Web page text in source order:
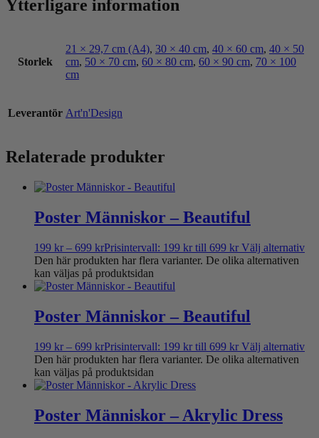
Ytterligare information
Storlek
21 × 29,7 cm (A4), 30 × 40 cm, 40 × 60 cm, 40 × 50
cm, 50 × 70 cm, 60 × 80 cm, 60 × 90 cm, 70 × 100
cm
Leverantör Art'n'Design
Relaterade produkter
Poster Människor – Beautiful
199 kr – 699 krPrisintervall: 199 kr till 699 kr Välj alternativ
Den här produkten har flera varianter. De olika alternativen
kan väljas på produktsidan
Poster Människor – Beautiful
199 kr – 699 krPrisintervall: 199 kr till 699 kr Välj alternativ
Den här produkten har flera varianter. De olika alternativen
kan väljas på produktsidan
Poster Människor – Akrylic Dress